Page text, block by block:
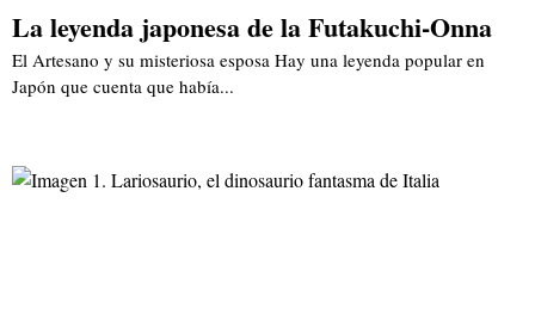
La leyenda japonesa de la Futakuchi-Onna
El Artesano y su misteriosa esposa Hay una leyenda popular en
Japón que cuenta que había...